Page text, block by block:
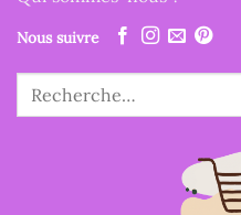
Nous suivre
Recherche
pour :